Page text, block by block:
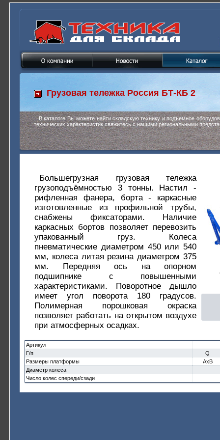
Грузовая тележка Россия БТ-КБ 2
В каталоге Вы можете найти складскую технику и подъемное
технических характеристик свяжитесь с нашими региональными
Большегрузная грузовая тележка
грузоподъёмностью 3 тонны. Настил -
рифленная фанера, борта - каркасные
изготовленные из профильной трубы,
снабжены фиксаторами. Наличие
каркасных бортов позволяет перевозить
упакованный груз. Колеса
пневматические диаметром 450 или 540
мм, колеса литая резина диаметром 375
мм. Передняя ось на опорном
подшипнике с повышенными
характеристиками. Поворотное дышло
имеет угол поворота 180 градусов.
Полимерная порошковая окраска
позволяет работать на открытом воздухе
при атмосферных осадках.
Артикул
Г/п
Q
Размеры платформы
AxB
Диаметр колеса
Число колес спереди/сзади